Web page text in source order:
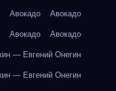
Авокадо Авокадо
Авокадо Авокадо
— Евгений Онегин
— Евгений Онегин